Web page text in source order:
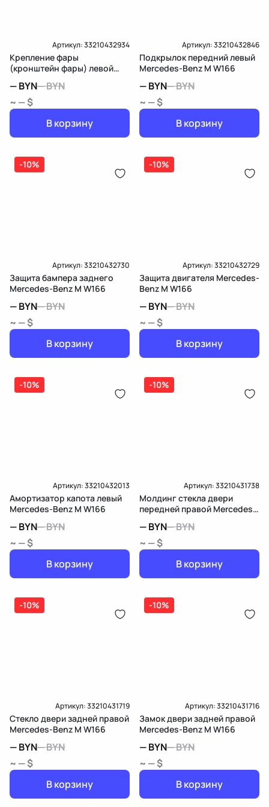
Артикул:33210432934
Крепление фары
(кронштейн фары) левой
—BYN—BYN
~ — $
В корзину
Артикул:33210432846
Подкрылок передний левый
Mercedes-Benz M W166
—BYN—BYN
~ — $
В корзину
-10%
Артикул:33210432730
Защита бампера заднего
Mercedes-Benz M W166
—BYN—BYN
~ — $
В корзину
-10%
Артикул:33210432729
Защита двигателя Mercedes-
Benz M W166
—BYN—BYN
~ — $
В корзину
-10%
Артикул:33210432013
Амортизатор капота левый
Mercedes-Benz M W166
—BYN—BYN
~ — $
В корзину
-10%
Артикул:33210431738
Молдинг стекла двери
передней правой Mercedes-
—BYN—BYN
~ — $
В корзину
-10%
Артикул:33210431719
Стекло двери задней правой
Mercedes-Benz M W166
—BYN—BYN
~ — $
В корзину
-10%
Артикул:33210431716
Замок двери задней правой
Mercedes-Benz M W166
—BYN—BYN
~ — $
В корзину